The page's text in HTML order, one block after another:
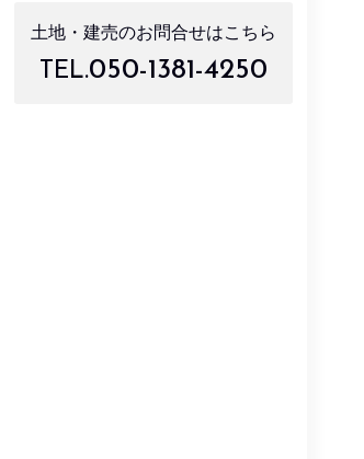
土地・建売のお問合せはこちら
TEL.050-1381-4250